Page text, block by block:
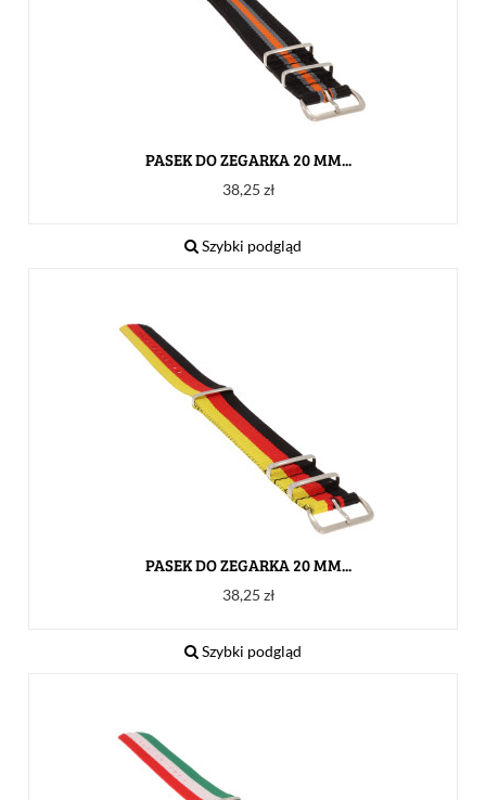
PASEK DO ZEGARKA 20 MM...
Cena
38,25 zł
Szybki podgląd
PASEK DO ZEGARKA 20 MM...
Cena
38,25 zł
Szybki podgląd